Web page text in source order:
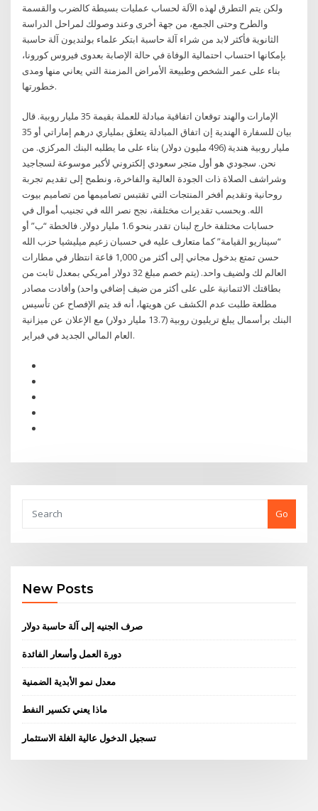
ولكن يتم التطرق لهذه الآلة لحساب عمليات بسيطة كالضرب والقسمة
والطرح وحتى الجمع، من جهة أخرى وعند وصولك لمراحل الدراسة
الثانوية فأكثر لابد من شراء آلة حاسبة ابتكر علماء بولنديون آلة حاسبة
بإمكانها احتساب احتمالية الوفاة في حالة الإصابة بعدوى فيروس كورونا،
بناء على عمر الشخص وطبيعة الأمراض المزمنة التي يعاني منها ومدى
خطورتها.
الإمارات والهند توقعان اتفاقية مبادلة للعملة بقيمة 35 مليار روبية. قال
بيان للسفارة الهندية إن اتفاق المبادلة يتعلق بملياري درهم إماراتي أو 35
مليار روبية هندية (496 مليون دولار) بناء على ما يطلبه البنك المركزي. من
نحن. سجودي هو أول متجر سعودي إلكتروني لأكبر موسوعة لسجاجيد
وشراشف الصلاة ذات الجودة العالية والفاخرة، ونطمح إلى تقديم تجربة
روحانية وتقديم أفخر المنتجات التي تقتبس تصاميمها من تصاميم بيوت
الله. وبحسب تقديرات مختلفة، نجح نصر الله في تجنيب أموال في
حسابات مختلفة خارج لبنان تقدر بنحو 1.6 مليار دولار. فالخطة “ب” أو
“سيناريو القيامة” كما متعارف عليه في حسبان زعيم ميليشيا حزب الله
حسن تمتع بدخول مجاني إلى أكثر من 1,000 قاعة انتظار في مطارات
العالم لك ولضيف واحد. (يتم خصم مبلغ 32 دولار أمريكي بمعدل ثابت من
بطاقتك الائتمانية على على أكثر من ضيف إضافي واحد) وأفادت مصادر
مطلعة طلبت عدم الكشف عن هويتها، أنه قد يتم الإفصاح عن تأسيس
البنك برأسمال يبلغ تريليون روبية (13.7 مليار دولار) مع الإعلان عن ميزانية
العام المالي الجديد في فبراير.
Go
New Posts
صرف الجنيه إلى آلة حاسبة دولار
دورة العمل وأسعار الفائدة
معدل نمو الأبدية الضمنية
ماذا يعني تكسير النفط
تسجيل الدخول عالية الغلة الاستثمار